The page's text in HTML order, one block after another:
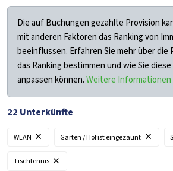
Die auf Buchungen gezahlte Provision
mit anderen Faktoren das Ranking von
beeinflussen. Erfahren Sie mehr über die
das Ranking bestimmen und wie Sie
anpassen können.Weitere Informationen
22 Unterkünfte
WLAN × Garten / Hof ist eingezäunt ×
Tischtennis ×